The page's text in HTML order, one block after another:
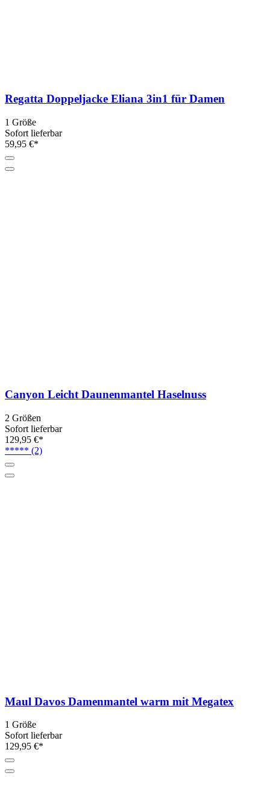
Regatta Doppeljacke Eliana 3in1 für Damen
1 Größe
Sofort lieferbar
59,95 €*
Canyon Leicht Daunenmantel Haselnuss
2 Größen
Sofort lieferbar
129,95 €*
***** (2)
Maul Davos Damenmantel warm mit Megatex
1 Größe
Sofort lieferbar
129,95 €*